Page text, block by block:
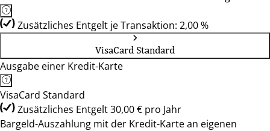
Zusätzliches Entgelt je Transaktion: 2,00 %
VisaCard Standard
Ausgabe einer Kredit-Karte
VisaCard Standard
Zusätzliches Entgelt 30,00 € pro Jahr
Bargeld-Auszahlung mit der Kredit-Karte an eigenen